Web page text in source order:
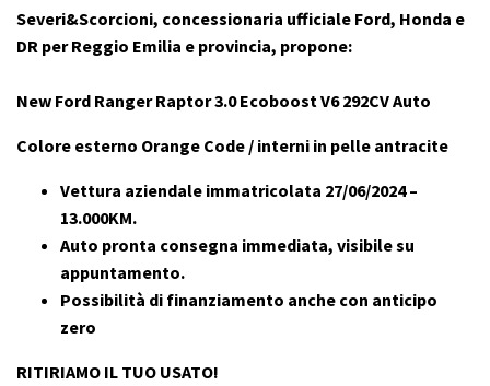
Severi&Scorcioni, concessionaria ufficiale Ford, Honda e
DR per Reggio Emilia e provincia, propone:
New Ford Ranger Raptor 3.0 Ecoboost V6 292CV Auto
Colore esterno Orange Code / interni in pelle antracite
Vettura aziendale immatricolata 27/06/2024 –
13.000KM.
Auto pronta consegna immediata, visibile su
appuntamento.
Possibilità di finanziamento anche con anticipo
zero
RITIRIAMO IL TUO USATO!